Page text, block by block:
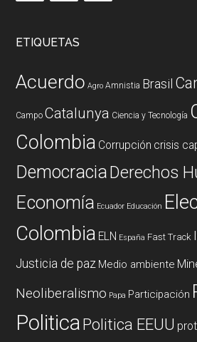
ETIQUETAS
Acuerdo Agro Amnistia Brasil
Campo Catalunya Ciencia y Tecnología
Colombia Corrupción crisis
DemocraciaDerechos
Economía Ecuador Educación
Colombia ELN España Fast Track
Justicia de paz Medio ambiente
Neoliberalismo Papa Participación
PoliticaPolitica EEUU